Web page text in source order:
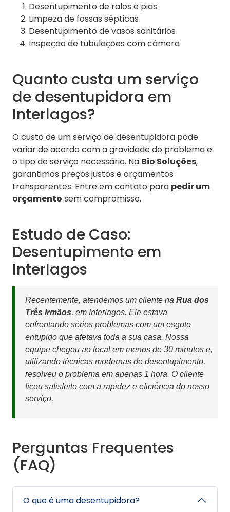
Desentupimento de ralos e pias
Limpeza de fossas sépticas
Desentupimento de vasos sanitários
Inspeção de tubulações com câmera
Quanto custa um serviço
de desentupidora em
Interlagos?
O custo de um serviço de desentupidora pode
variar de acordo com a gravidade do problema e
o tipo de serviço necessário. Na Bio Soluções,
garantimos preços justos e orçamentos
transparentes. Entre em contato para pedir um
orçamento sem compromisso.
Estudo de Caso:
Desentupimento em
Interlagos
Recentemente, atendemos um cliente na Rua dos
Três Irmãos, em Interlagos. Ele estava
enfrentando sérios problemas com um esgoto
entupido que afetava toda a sua casa. Nossa
equipe chegou ao local em menos de 30 minutos e,
utilizando técnicas modernas de desentupimento,
resolveu o problema em apenas 1 hora. O cliente
ficou satisfeito com a rapidez e eficiência do nosso
serviço.
Perguntas Frequentes
(FAQ)
O que é uma desentupidora?